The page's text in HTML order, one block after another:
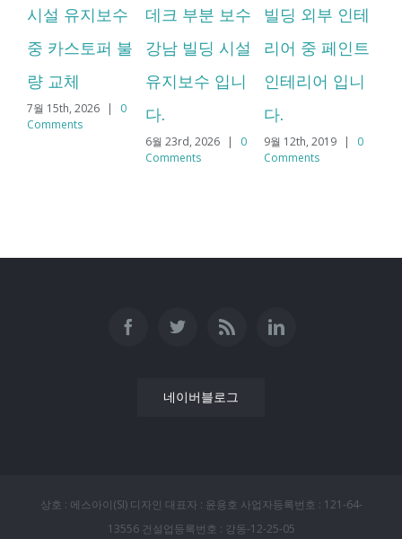
시설 유지보수
중 카스토퍼 불
량 교체
7월 15th, 2026 |
0
Comments
데크 부분 보수
강남 빌딩 시설
유지보수 입니
다.
6월 23rd, 2026 |
0
Comments
빌딩 외부 인테
리어 중 페인트
인테리어 입니
다.
9월 12th, 2019 |
0
Comments
네이버블로그
상호 : 에스아이(SI) 디자인 대표자 : 윤용호 사업자등록번호 : 121-64-
13556 건설업등록번호 : 강동-12-25-05